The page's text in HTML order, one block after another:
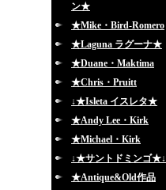
ン★
★Mike・Bird-Romero
★Laguna ラグーナ★
★Duane・Maktima
★Chris・Pruitt
↓★Isleta イスレタ★
★Andy Lee・Kirk
★Michael・Kirk
↓★サントドミンゴ★↓
★Antique&Old作品